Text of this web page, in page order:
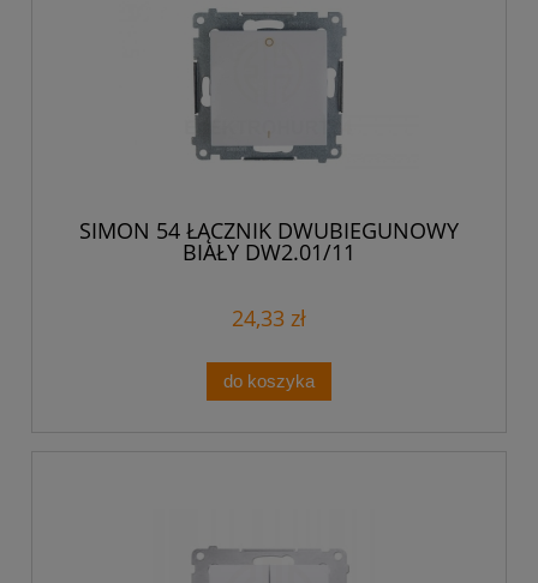
SIMON 54 ŁĄCZNIK DWUBIEGUNOWY
BIAŁY DW2.01/11
24,33 zł
do koszyka